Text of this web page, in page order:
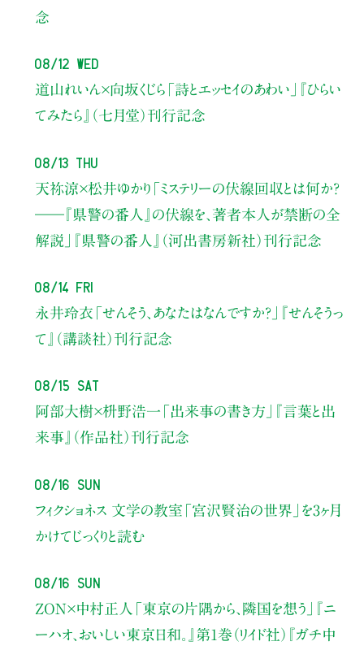
念
08/12 Wed
道山れいん×向坂くじら 「詩とエッセイのあわい」
『ひらい
てみたら』（七月堂）刊行記念
08/13 Thu
天祢涼×松井ゆかり 「ミステリーの伏線回収とは何か？
――『県警の番人』の伏線を、著者本人が禁断の全
解説」
『県警の番人』（河出書房新社）刊行記念
08/14 Fri
永井玲衣 「せんそう、あなたはなんですか？」
『せんそうっ
て』（講談社）刊行記念
08/15 Sat
阿部大樹×枡野浩一 「出来事の書き方」
『言葉と出
来事』（作品社）刊行記念
08/16 Sun
フィクショネス 文学の教室 「宮沢賢治の世界」を3ヶ月
かけてじっくりと読む
08/16 Sun
ZON×中村正人 「東京の片隅から、隣国を想う」
『ニ
ーハオ、おいしい東京日和。』第1巻（リイド社） 『ガチ中